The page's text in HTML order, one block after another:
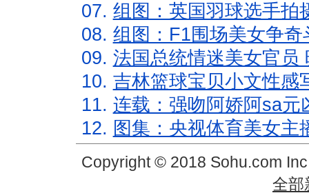
07. 组图：英国羽球选手拍
08. 组图：F1围场美女争
09. 法国总统情迷美女官员
10. 吉林篮球宝贝小文性感
11. 连载：强吻阿娇阿sa元
12. 图集：央视体育美女主
Copyright © 2018 Sohu.com
全部